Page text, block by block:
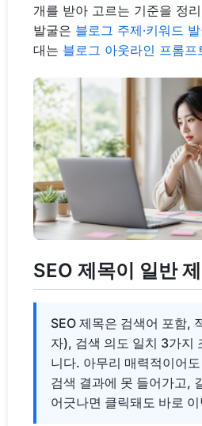
개를 받아 고르는 기준을 정
발굴은 블로그 주제·키워드
대는 블로그 아웃라인 프롬프
SEO 제목이 일반
SEO 제목은 검색어 포함,
자), 검색 의도 일치 3가지
니다. 아무리 매력적이어
검색 결과에 못 들어가고,
어긋나면 클릭돼도 바로